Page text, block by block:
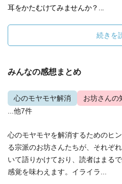
耳をかたむけてみませんか？...
続きを
みんなの感想まとめ
心のモヤモヤ解消 お坊さんの
...他7件
心のモヤモヤを解消するためのヒ
る宗派のお坊さんたちが、それぞ
いて語りかけており、読者はまる
感覚を味わえます。イライラ...